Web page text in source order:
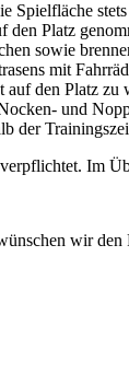
Spielfläche
den Platz
sowie
mit
auf den Platz zu
und
der
Im
wir